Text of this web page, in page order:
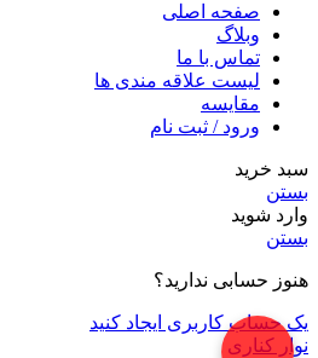
صفحه اصلی
وبلاگ
تماس با ما
لیست علاقه مندی ها
مقایسه
ورود / ثبت نام
سبد خرید
بستن
وارد شوید
بستن
هنوز حسابی ندارید؟
یک حساب کاربری ایجاد کنید
نوار کناری